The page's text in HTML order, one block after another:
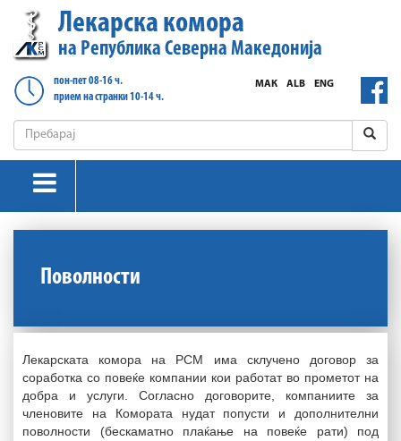
Лекарска комора
на Република Северна Македонија
пон-пет 08-16 ч.
прием на странки 10-14 ч.
ENG
ALB
МАК
Поволности
Лекарската комора на РСМ има склучено договор за
соработка со повеќе компании кои работат во прометот на
добра и услуги. Согласно договорите, компаниите за
членовите на Комората нудат попусти и дополнителни
поволности (бескаматно плаќање на повеќе рати) под